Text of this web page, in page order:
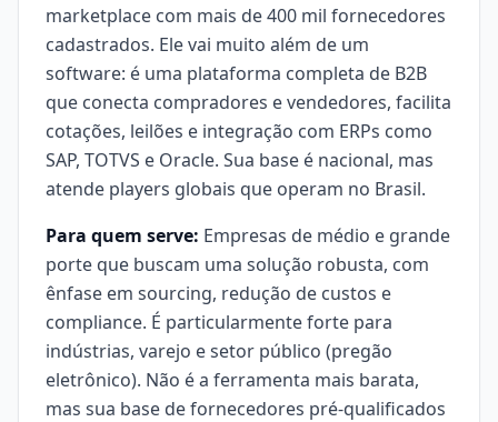
marketplace com mais de 400 mil fornecedores
cadastrados. Ele vai muito além de um
software: é uma plataforma completa de B2B
que conecta compradores e vendedores, facilita
cotações, leilões e integração com ERPs como
SAP, TOTVS e Oracle. Sua base é nacional, mas
atende players globais que operam no Brasil.
Para quem serve: Empresas de médio e grande
porte que buscam uma solução robusta, com
ênfase em sourcing, redução de custos e
compliance. É particularmente forte para
indústrias, varejo e setor público (pregão
eletrônico). Não é a ferramenta mais barata,
mas sua base de fornecedores pré-qualificados